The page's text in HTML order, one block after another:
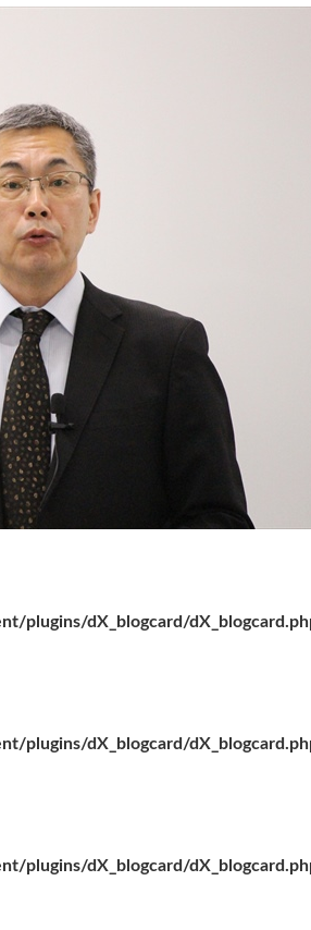
plugins/dX_blogcard/
plugins/dX_blogcard/
plugins/dX_blogcard/